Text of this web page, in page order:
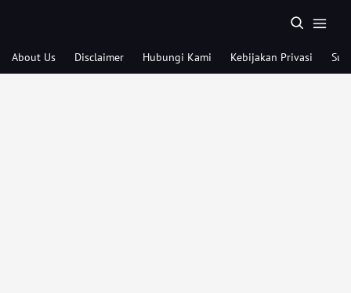
About Us Disclaimer Hubungi Kami Kebijakan Privasi